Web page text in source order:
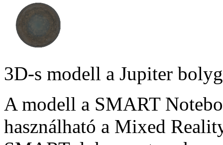
3D-s modell a Jupiter
A modell a SMART
használható a Mixed